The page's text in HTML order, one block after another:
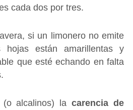
cada dos por tres.
si un limonero no emite
hojas están amarillentas y
que esté echando en falta
(o alcalinos) lacarencia de